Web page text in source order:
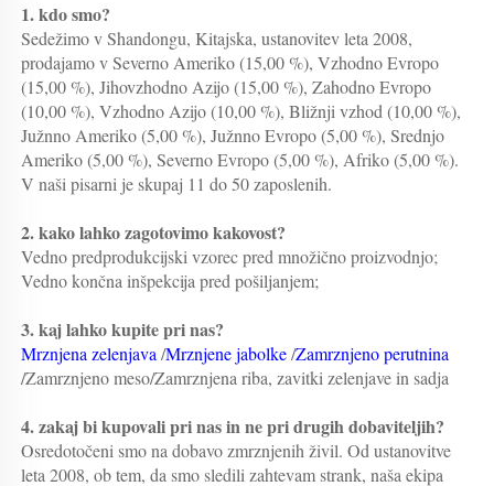
1. kdo smo?
Sedežimo v Shandongu, Kitajska, ustanovitev leta 2008,
prodajamo v Severno Ameriko (15,00 %), Vzhodno Evropo
(15,00 %), Jihovzhodno Azijo (15,00 %), Zahodno Evropo
(10,00 %), Vzhodno Azijo (10,00 %), Bližnji vzhod (10,00 %),
Južnno Ameriko (5,00 %), Južnno Evropo (5,00 %), Srednjo
Ameriko (5,00 %), Severno Evropo (5,00 %), Afriko (5,00 %).
V naši pisarni je skupaj 11 do 50 zaposlenih.
2. kako lahko zagotovimo kakovost?
Vedno predprodukcijski vzorec pred množično proizvodnjo;
Vedno končna inšpekcija pred pošiljanjem;
3. kaj lahko kupite pri nas?
Mrznjena zelenjava /Mrznjene jabolke /
/Zamrznjeno meso/Zamrznjena riba, zavitki zelenjave in sadja
4. zakaj bi kupovali pri nas in ne pri drugih dobaviteljih?
Osredotočeni smo na dobavo zmrznjenih živil. Od ustanovitve
leta 2008, ob tem, da smo sledili zahtevam strank, naša ekipa